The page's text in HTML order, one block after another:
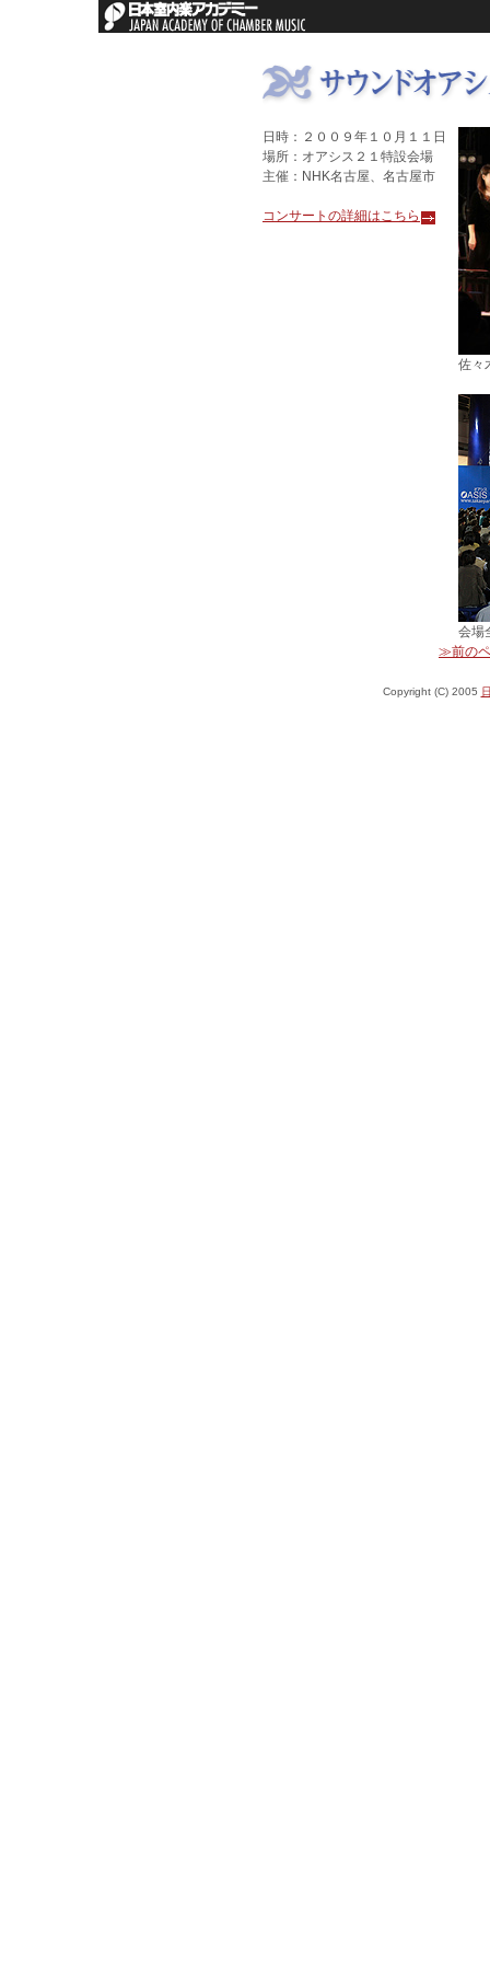
日時：２００９年１０月１１日
場所：オアシス２１特設会場
主催：NHK名古屋、名古屋市
コンサートの詳細はこちら
佐々
会場
≫前の
Copyright (C) 2005